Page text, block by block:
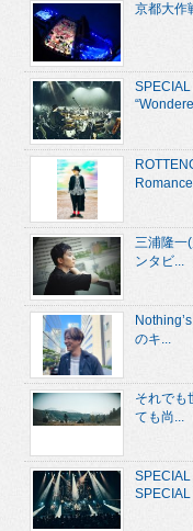
京都大作
三浦隆一
ンタビ...
のキ...
それでも
ても尚...
SPECIAL